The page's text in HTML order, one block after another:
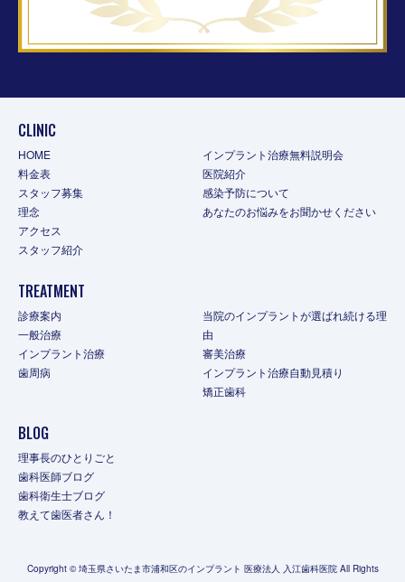
CLINIC
HOME
料金表
スタッフ募集
理念
アクセス
スタッフ紹介
インプラント治療無料説明会
医院紹介
感染予防について
あなたのお悩みをお聞かせください
TREATMENT
診療案内
一般治療
インプラント治療
歯周病
当院のインプラントが選ばれ続ける理
由
審美治療
インプラント治療自動見積り
矯正歯科
BLOG
理事長のひとりごと
歯科医師ブログ
歯科衛生士ブログ
教えて歯医者さん！
Copyright © 埼玉県さいたま市浦和区のインプラント 医療法人 入江歯科医院 All Rights